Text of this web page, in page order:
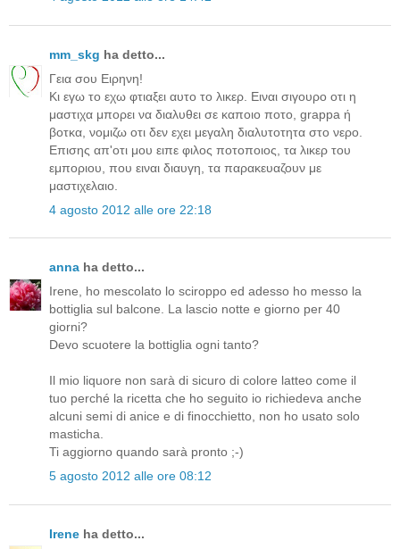
mm_skg ha detto...
Γεια σου Ειρηνη!
Κι εγω το εχω φτιαξει αυτο το λικερ. Ειναι σιγουρο οτι η
μαστιχα μπορει να διαλυθει σε καποιο ποτο, grappa ή
βοτκα, νομιζω οτι δεν εχει μεγαλη διαλυτοτητα στο νερο.
Επισης απ'οτι μου ειπε φιλος ποτοποιος, τα λικερ του
εμποριου, που ειναι διαυγη, τα παρακευαζουν με
μαστιχελαιο.
4 agosto 2012 alle ore 22:18
anna ha detto...
Irene, ho mescolato lo sciroppo ed adesso ho messo la
bottiglia sul balcone. La lascio notte e giorno per 40
giorni?
Devo scuotere la bottiglia ogni tanto?
Il mio liquore non sarà di sicuro di colore latteo come il
tuo perché la ricetta che ho seguito io richiedeva anche
alcuni semi di anice e di finocchietto, non ho usato solo
masticha.
Ti aggiorno quando sarà pronto ;-)
5 agosto 2012 alle ore 08:12
Irene ha detto...